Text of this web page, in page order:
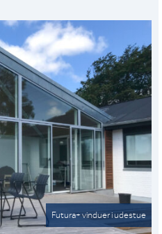
Futura+ vinduer i udestue